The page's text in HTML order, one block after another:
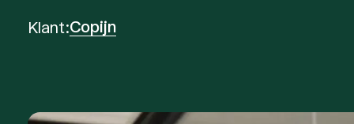
Klant:Copijn